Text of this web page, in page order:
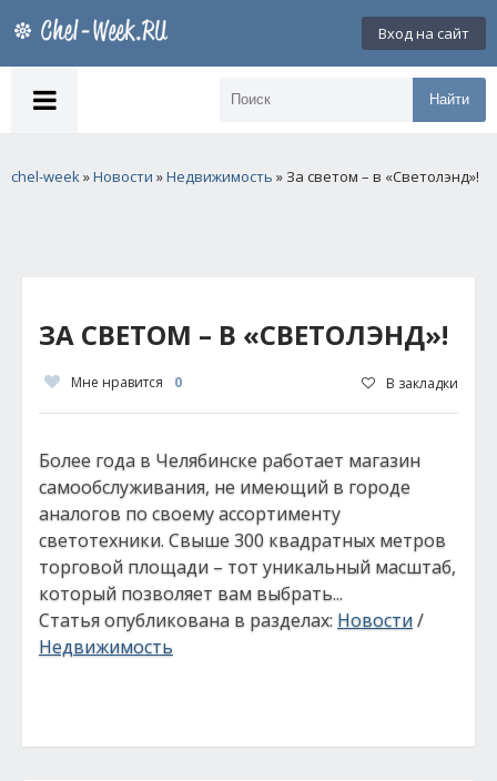
Вход на сайт
Найти
chel-week»Новости »Недвижимость » За светом – в «Светолэнд»!
ЗА СВЕТОМ – В «СВЕТОЛЭНД»!
Мне нравится 0 В закладки
Более года в Челябинске работает магазин
самообслуживания, не имеющий в городе
аналогов по своему ассортименту
светотехники. Свыше 300 квадратных метров
торговой площади – тот уникальный масштаб,
который позволяет вам выбрать...
Статья опубликована в разделах: Новости/
Недвижимость